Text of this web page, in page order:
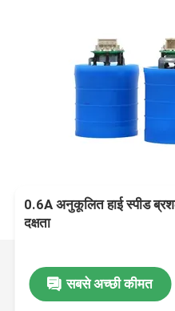
0.6A अनुकूलित हाई स्पीड
दक्षता
सबसे अच्छी कीमत